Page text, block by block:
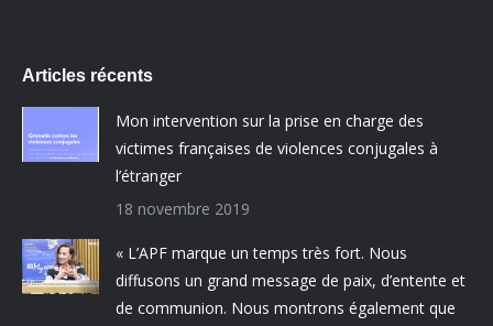
Articles récents
Mon intervention sur la prise en charge des
victimes françaises de violences conjugales à
l’étranger
18 novembre 2019
« L’APF marque un temps très fort. Nous
diffusons un grand message de paix, d’entente et
de communion. Nous montrons également que